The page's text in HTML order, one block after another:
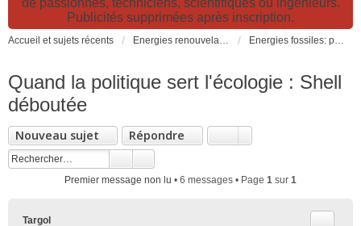
de passionnés, techniciens, scientifiques ou ingénieurs.
Publicités supprimées après inscription.
Accueil et sujets récents Energies renouvelables et fossiles, énergie solaire, biocarburants et changement climatique Energies fossiles: pétrole, gaz, charbon et électricité nucléaire (fission et fusion)
Quand la politique sert l'écologie : Shell
déboutée
Nouveau sujet Répondre
Premier message non lu • 6 messages • Page 1 sur 1
Targol